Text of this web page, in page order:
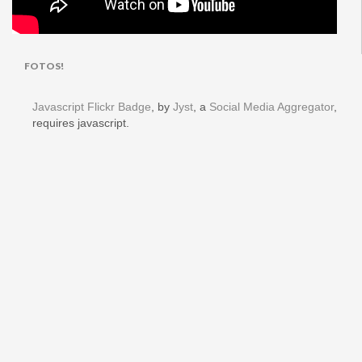
FOTOS!
Javascript Flickr Badge , by Jyst , a Social Media Aggregator,
requires javascript.